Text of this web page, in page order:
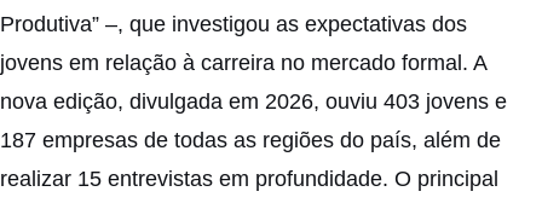
Produtiva” –, que investigou as expectativas dos
jovens em relação à carreira no mercado formal. A
nova edição, divulgada em 2026, ouviu 403 jovens e
187 empresas de todas as regiões do país, além de
realizar 15 entrevistas em profundidade. O principal